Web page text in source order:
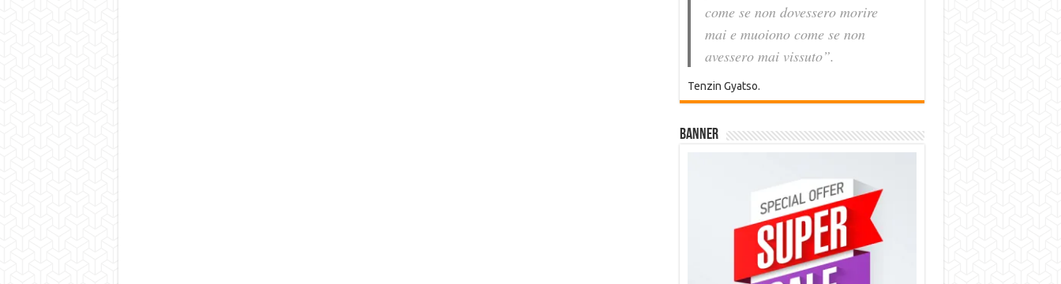
come se non dovessero morire
mai e muoiono come se non
avessero mai vissuto”.
Tenzin Gyatso.
Banner